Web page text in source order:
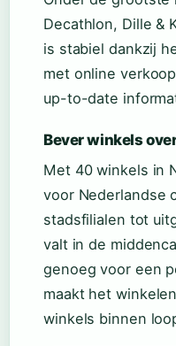
Decathlon, Dille &
is stabiel dankzij
met online
up-to-date
Bever winkels
Met 40 winkels in
voor Nederlandse
stadsfilialen tot
valt in de
genoeg voor een
maakt het
winkels binnen